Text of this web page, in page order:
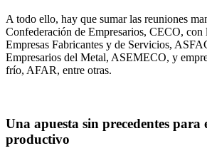
A todo ello, hay que sumar las reuniones
Confederación de Empresarios, CECO, con
Empresas Fabricantes y de Servicios,
Empresarios del Metal, ASEMECO, y
frío, AFAR, entre otras.
Una apuesta sin precedentes para
productivo